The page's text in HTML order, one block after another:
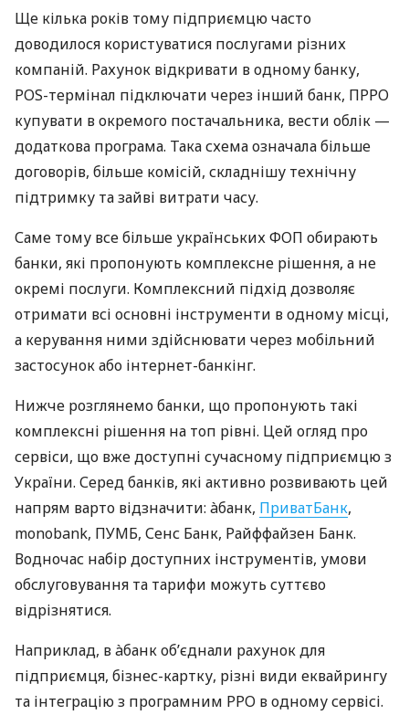
Ще кілька років тому підприємцю часто
доводилося користуватися послугами різних
компаній. Рахунок відкривати в одному банку,
POS-термінал підключати через інший банк, ПРРО
купувати в окремого постачальника, вести облік —
додаткова програма. Така схема означала більше
договорів, більше комісій, складнішу технічну
підтримку та зайві витрати часу.
Саме тому все більше українських ФОП обирають
банки, які пропонують комплексне рішення, а не
окремі послуги. Комплексний підхід дозволяє
отримати всі основні інструменти в одному місці,
а керування ними здійснювати через мобільний
застосунок або інтернет-банкінг.
Нижче розглянемо банки, що пропонують такі
комплексні рішення на топ рівні. Цей огляд про
сервіси, що вже доступні сучасному підприємцю з
України. Серед банків, які активно розвивають цей
напрям варто відзначити: àбанк, ПриватБанк,
monobank, ПУМБ, Сенс Банк, Райффайзен Банк.
Водночас набір доступних інструментів, умови
обслуговування та тарифи можуть суттєво
відрізнятися.
Наприклад, в àбанк об’єднали рахунок для
підприємця, бізнес-картку, різні види еквайрингу
та інтеграцію з програмним РРО в одному сервісі.